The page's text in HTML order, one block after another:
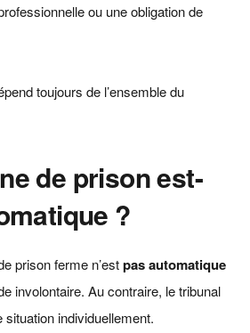
ou une obligation de
toujours de l’ensemble du
de prison est-
?
prison ferme n’estpas automatique
involontaire. Au contraire, le tribunal
individuellement.